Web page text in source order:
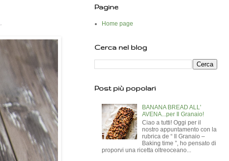
Pagine
Home page
Cerca nel blog
Post più popolari
BANANA BREAD ALL'
AVENA...per Il Granaio!
Ciao a tutti! Oggi per il
nostro appuntamento con la
rubrica de “ Il Granaio –
Baking time ”, ho pensato di
proporvi una ricetta oltreoceano...